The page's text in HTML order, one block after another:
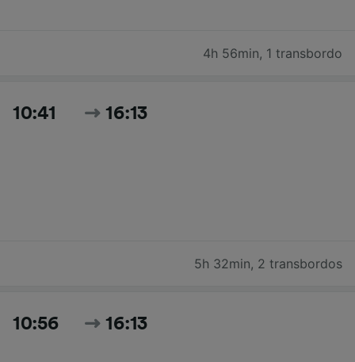
4h 56min, 1 transbordo
10:41 16:13
5h 32min, 2 transbordos
10:56 16:13